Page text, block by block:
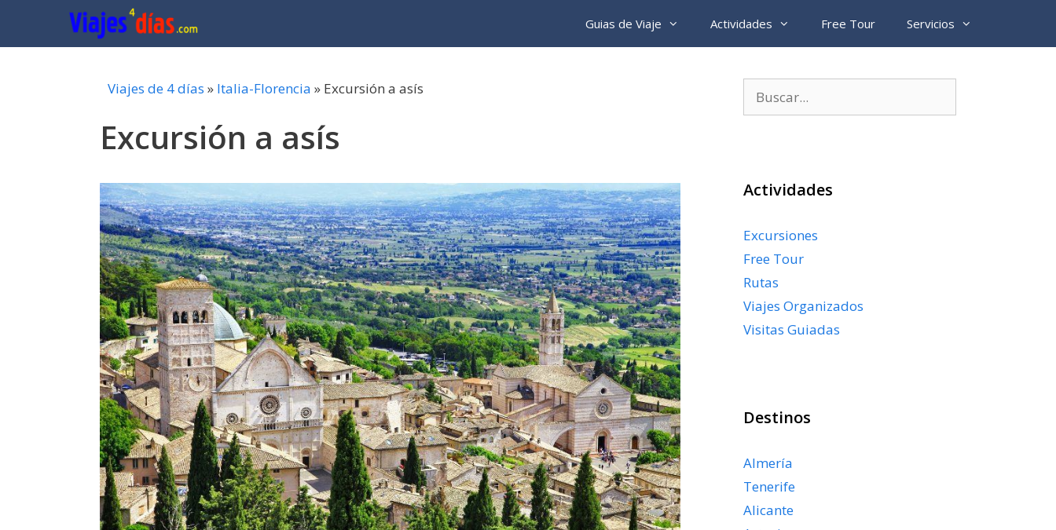
contenido
Guias de Viaje Actividades Free Tour Servicios
Viajes de 4 días » Italia-Florencia » Excursión a asís
Excursión a asís
Actividades
Excursiones
Free Tour
Rutas
Viajes Organizados
Visitas Guiadas
Destinos
Almería
Tenerife
Alicante